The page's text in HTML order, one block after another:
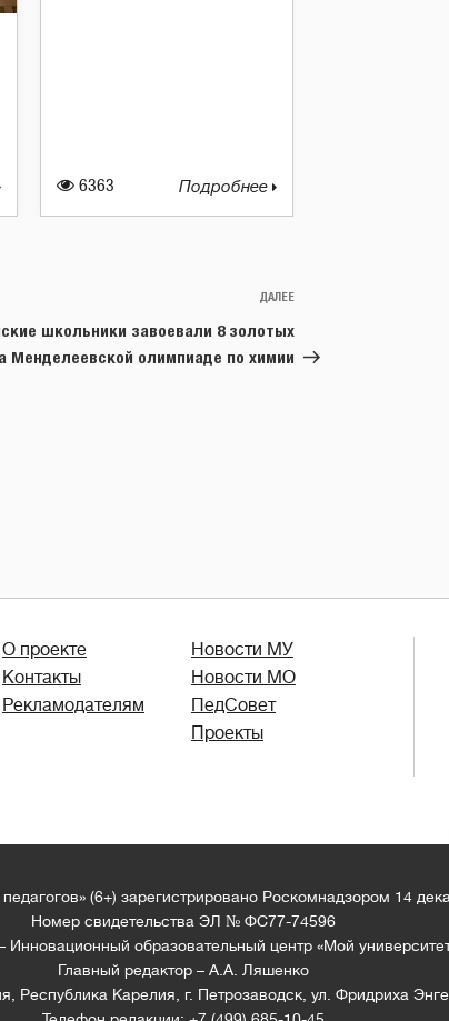
6363 Подробнее
Следующая
запись
ДАЛЕЕ
школьники завоевали 8 золотых
Менделеевской олимпиаде по химии
О проекте
Контакты
Рекламодателям
Новости МУ
Новости МО
ПедСовет
Проекты
(6+) зарегистрировано Роскомнадзором 14
Номер свидетельства ЭЛ № ФС77-74596
Инновационный образовательный центр «Мой
Главный редактор – А.А. Ляшенко
Республика Карелия, г. Петрозаводск, ул. Фридриха